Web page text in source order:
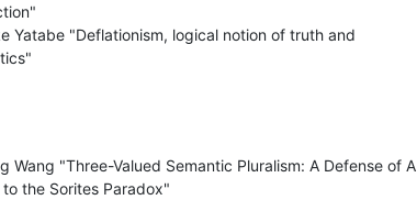
Yatabe "Deflationism, logical notion of truth and
Wang "Three-Valued Semantic Pluralism: A Defense of A
the Sorites Paradox"